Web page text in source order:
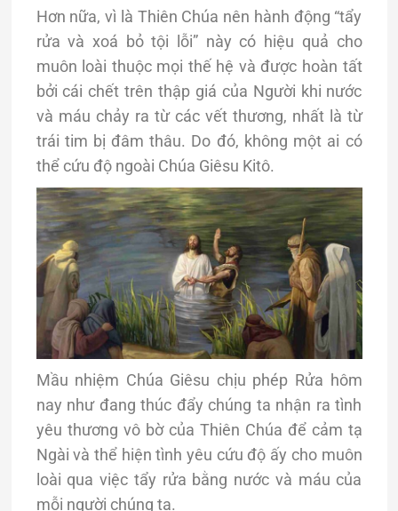
Hơn nữa, vì là Thiên Chúa nên hành động “tẩy
rửa và xoá bỏ tội lỗi” này có hiệu quả cho
muôn loài thuộc mọi thế hệ và được hoàn tất
bởi cái chết trên thập giá của Người khi nước
và máu chảy ra từ các vết thương, nhất là từ
trái tim bị đâm thâu. Do đó, không một ai có
thể cứu độ ngoài Chúa Giêsu Kitô.
Mầu nhiệm Chúa Giêsu chịu phép Rửa hôm
nay như đang thúc đẩy chúng ta nhận ra tình
yêu thương vô bờ của Thiên Chúa để cảm tạ
Ngài và thể hiện tình yêu cứu độ ấy cho muôn
loài qua việc tẩy rửa bằng nước và máu của
mỗi người chúng ta.